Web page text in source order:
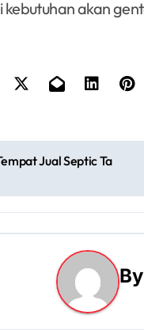
kebutuhan akan
Jual Septic Ta
By